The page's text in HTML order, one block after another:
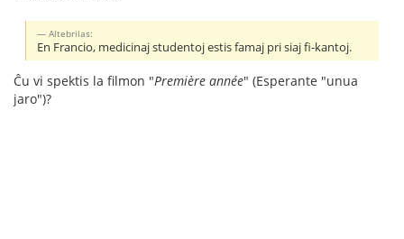
Altebrilas:
En Francio, medicinaj studentoj estis famaj pri siaj fi-kantoj.
Ĉu vi spektis la filmon "Première année" (Esperante "unua
jaro")?